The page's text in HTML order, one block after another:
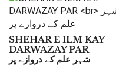
SHEHAR E ILM KAY
DARWAZAY PAR
شہر علم کے دروازے پر